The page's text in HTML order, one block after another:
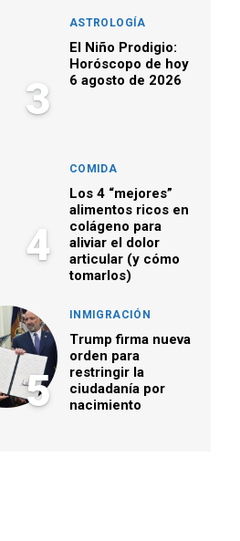
3
ASTROLOGÍA
El Niño Prodigio:
Horóscopo de hoy
6 agosto de 2026
4
COMIDA
Los 4 “mejores”
alimentos ricos en
colágeno para
aliviar el dolor
articular (y cómo
tomarlos)
5
INMIGRACIÓN
Trump firma nueva
orden para
restringir la
ciudadanía por
nacimiento